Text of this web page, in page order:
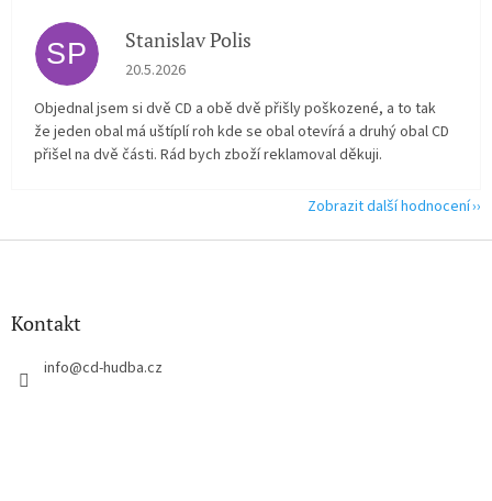
SP Stanislav Polis
Hodnocení obchodu je 2 z 5 hvězdiček.
20.5.2026
Objednal jsem si dvě CD a obě dvě přišly poškozené, a to tak
že jeden obal má uštíplí roh kde se obal otevírá a druhý obal CD
přišel na dvě části. Rád bych zboží reklamoval děkuji.
Zobrazit další hodnocení
Z
Kontakt
info@cd-hudba.cz